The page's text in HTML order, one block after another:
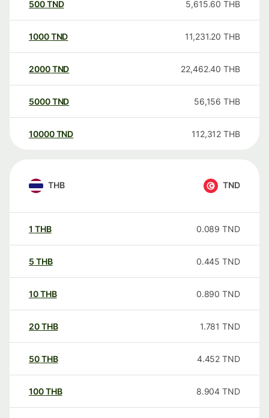
500TND 5,615.60 THB
1000TND 11,231.20 THB
2000TND 22,462.40 THB
5000TND 56,156 THB
10000 TND 112,312 THB
THB TND
1 THB 0.089 TND
5 THB 0.445 TND
10THB 0.890 TND
20THB 1.781 TND
50THB 4.452 TND
100THB 8.904 TND